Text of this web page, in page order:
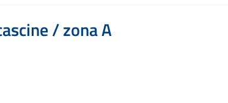
/ zona A